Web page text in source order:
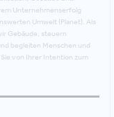
Unternehmenserfolg
Umwelt (Planet). Als
Gebäude, steuern
begleiten Menschen und
von Ihrer Intention zum